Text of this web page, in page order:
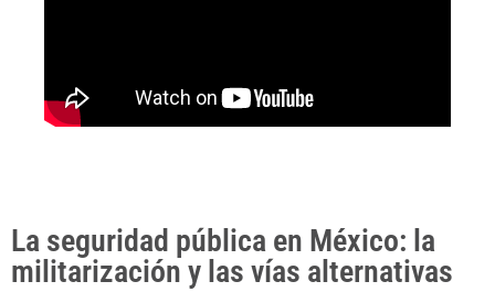
La seguridad pública en México: la
militarización y las vías alternativas